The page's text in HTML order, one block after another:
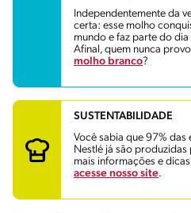
Independentemente da
certa: esse molho
mundo e faz parte do
Afinal, quem nunca
molho branco?
SUSTENTABILIDADE
Você sabia que 97%
Nestlé já são produzidas
mais informações e
acesse nosso site.